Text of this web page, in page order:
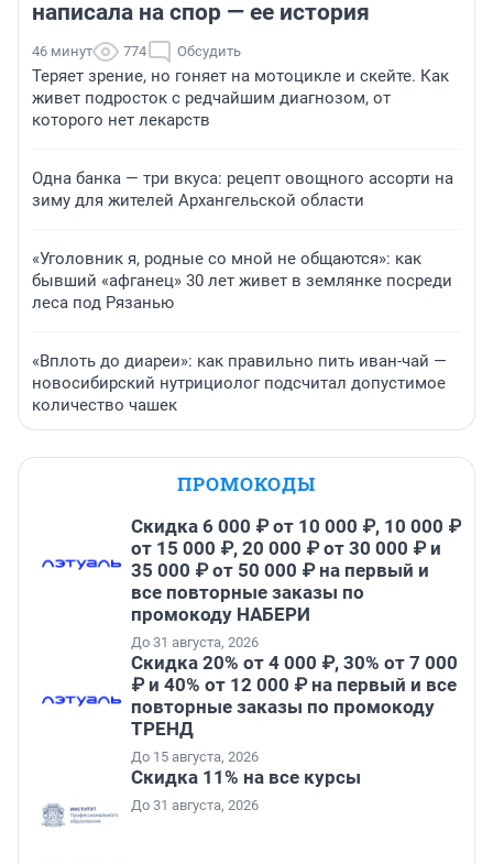
написала на спор — ее история
46 минут 774 Обсудить
Теряет зрение, но гоняет на мотоцикле и скейте. Как
живет подросток с редчайшим диагнозом, от
которого нет лекарств
Одна банка — три вкуса: рецепт овощного ассорти на
зиму для жителей Архангельской области
«Уголовник я, родные со мной не общаются»: как
бывший «афганец» 30 лет живет в землянке посреди
леса под Рязанью
«Вплоть до диареи»: как правильно пить иван-чай —
новосибирский нутрициолог подсчитал допустимое
количество чашек
ПРОМОКОДЫ
Скидка 6 000 ₽ от 10 000 ₽, 10 000 ₽
от 15 000 ₽, 20 000 ₽ от 30 000 ₽ и
35 000 ₽ от 50 000 ₽ на первый и
все повторные заказы по
промокоду НАБЕРИ
До 31 августа, 2026
Скидка 20% от 4 000 ₽, 30% от 7 000
₽ и 40% от 12 000 ₽ на первый и все
повторные заказы по промокоду
ТРЕНД
До 15 августа, 2026
Скидка 11% на все курсы
До 31 августа, 2026